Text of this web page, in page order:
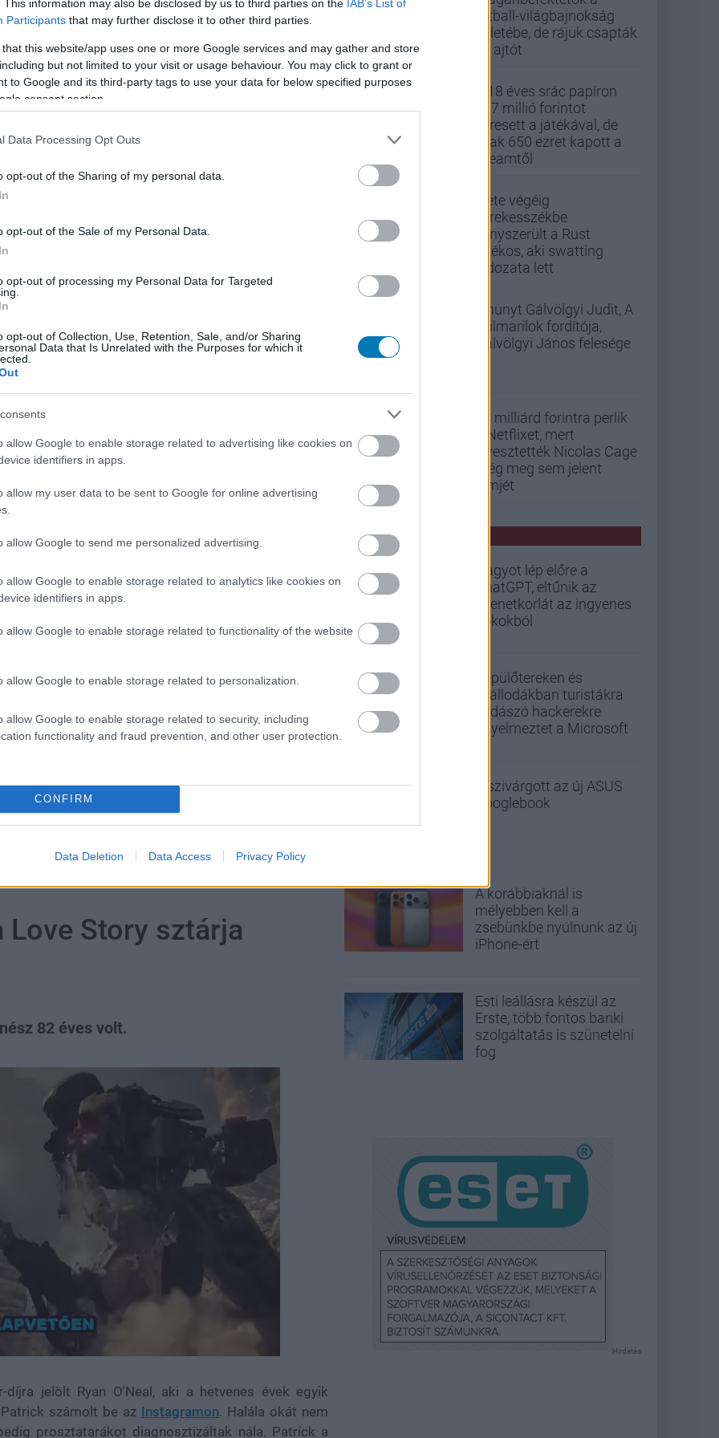
This information may also be disclosed by us to third parties on the IAB’s List of
Participants that may further disclose it to other third parties.
that this website/app uses one or more Google services and may gather and store
but not limited to your visit or usage behaviour. You may click to grant or
to Google and its third-party tags to use your data for below specified purposes
consent section.
Data Processing Opt Outs
opt-out of the Sharing of my personal data.
opt-out of the Sale of my Personal Data.
opt-out of processing my Personal Data for Targeted
opt-out of Collection, Use, Retention, Sale, and/or Sharing
Data that Is Unrelated with the Purposes for which it
allow Google to enable storage related to advertising like cookies on
identifiers in apps.
allow my user data to be sent to Google for online advertising
allow Google to send me personalized advertising.
allow Google to enable storage related to analytics like cookies on
identifiers in apps.
allow Google to enable storage related to functionality of the website
allow Google to enable storage related to personalization.
allow Google to enable storage related to security, including
functionality and fraud prevention, and other user protection.
CONFIRM
Data Deletion Data Access Privacy Policy
jön szembe GSO-n vagy a social médiában.
a legjobbakat,iratkozz fel hírlevelünkre!
hangulata – Jön a második forduló! (X)
#lövölde #multi #shooter #vetélkedő #steam
AMI NEM
Love Story sztárja
82 éves volt.
jelölt Ryan O'Neal, aki a hetvenes évek egyik
számolt be az Instagramon. Halála okát nem
prosztatarákot diagnosztizáltak nála. Patrick a
futball-világbajnokság
üzletébe, de rájuk csapták
az ajtót
A 18 éves srác papíron
437 millió forintot
keresett a játékával, de
csak 650 ezret kapott a
Steamtől
Élete végéig
kerekesszékbe
kényszerült a Rust
játékos, aki swatting
áldozata lett
Elhunyt Gálvölgyi Judit, A
szilmarilok fordítója,
Gálvölgyi János felesége
33 milliárd forintra perlik
a Netflixet, mert
elvesztették Nicolas Cage
még meg sem jelent
filmjét
PCW HÍREK
Nagyot lép előre a
ChatGPT, eltűnik az
üzenetkorlát az ingyenes
fiókokból
Repülőtereken és
szállodákban turistákra
vadászó hackerekre
figyelmeztet a Microsoft
Kiszivárgott az új ASUS
Googlebook
A korábbiaknál is
mélyebben kell a
zsebünkbe nyúlnunk az új
iPhone-ért
Esti leállásra készül az
Erste, több fontos banki
szolgáltatás is szünetelni
fog
Hirdetés